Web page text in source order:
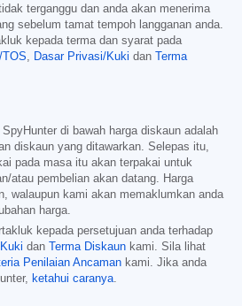
terganggu dan anda akan menerima
sebelum tamat tempoh langganan anda.
kepada terma dan syarat pada
TOS, Dasar Privasi/Kuki dan
Terma
di bawah harga diskaun adalah
diskaun yang ditawarkan. Selepas itu,
pada masa itu akan terpakai untuk
atau pembelian akan datang. Harga
walaupun kami akan memaklumkan anda
harga.
kepada persetujuan anda terhadap
dan Terma Diskaun kami. Sila lihat
Penilaian Ancaman kami. Jika anda
ketahui caranya.